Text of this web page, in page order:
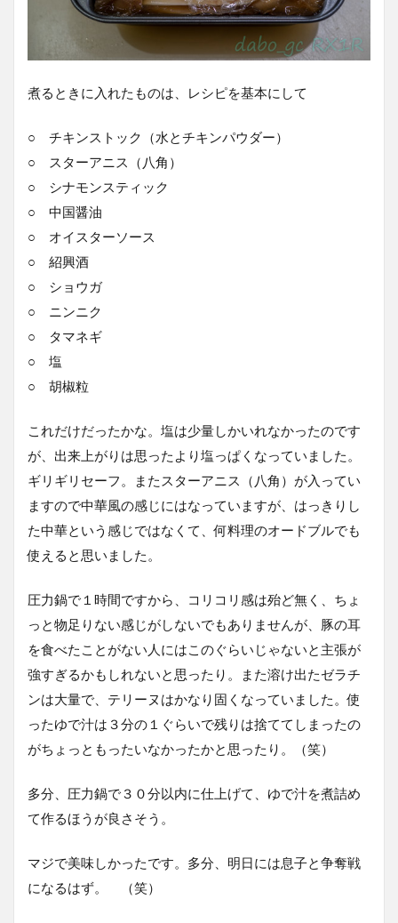
煮るときに入れたものは、レシピを基本にして
○ チキンストック（水とチキンパウダー）
○ スターアニス（八角）
○ シナモンスティック
○ 中国醤油
○ オイスターソース
○ 紹興酒
○ ショウガ
○ ニンニク
○ タマネギ
○ 塩
○ 胡椒粒
これだけだったかな。塩は少量しかいれなかったのです
が、出来上がりは思ったより塩っぱくなっていました。
ギリギリセーフ。またスターアニス（八角）が入ってい
ますので中華風の感じにはなっていますが、はっきりし
た中華という感じではなくて、何料理のオードブルでも
使えると思いました。
圧力鍋で１時間ですから、コリコリ感は殆ど無く、ちょ
っと物足りない感じがしないでもありませんが、豚の耳
を食べたことがない人にはこのぐらいじゃないと主張が
強すぎるかもしれないと思ったり。また溶け出たゼラチ
ンは大量で、テリーヌはかなり固くなっていました。使
ったゆで汁は３分の１ぐらいで残りは捨ててしまったの
がちょっともったいなかったかと思ったり。（笑）
多分、圧力鍋で３０分以内に仕上げて、ゆで汁を煮詰め
て作るほうが良さそう。
マジで美味しかったです。多分、明日には息子と争奪戦
になるはず。 （笑）